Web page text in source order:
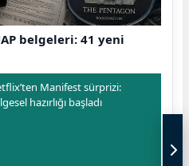
belgeleri: 41 yeni
Manifest sürprizi:
hazırlığı başladı